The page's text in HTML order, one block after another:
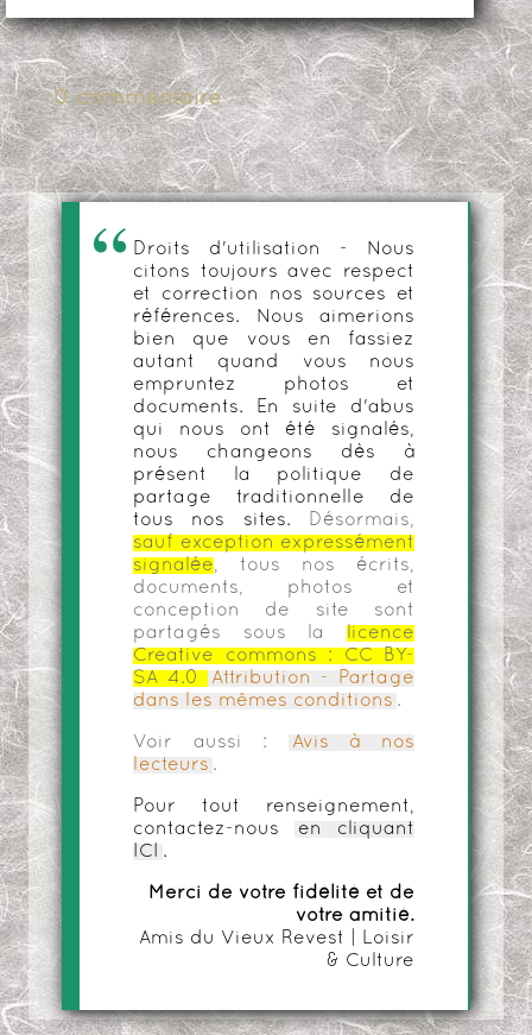
0 commentaire
Droits d'utilisation - Nous
citons toujours avec respect
et correction nos sources et
références. Nous aimerions
bien que vous en fassiez
autant quand vous nous
empruntez photos et
documents. En suite d'abus
qui nous ont été signalés,
nous changeons dès à
présent la politique de
partage traditionnelle de
tous nos sites.
Désormais,
sauf exception expressément
signalée, tous nos écrits,
documents, photos et
conception de site sont
partagés sous la
licence
Creative commons :
CC BY-
SA 4.0
Attribution - Partage
dans les mêmes conditions .
Voir aussi :
Avis à nos
lecteurs .
Pour tout renseignement,
contactez-nous
en cliquant
ICI
.
Merci de votre fidélité et de
votre amitié.
Amis du Vieux Revest | Loisir
& Culture